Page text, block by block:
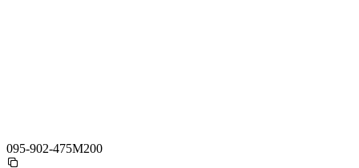
095-902-475M200